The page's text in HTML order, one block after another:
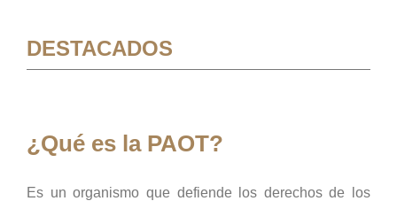
DESTACADOS
¿Qué es la PAOT?
Es un organismo que defiende los derechos de los